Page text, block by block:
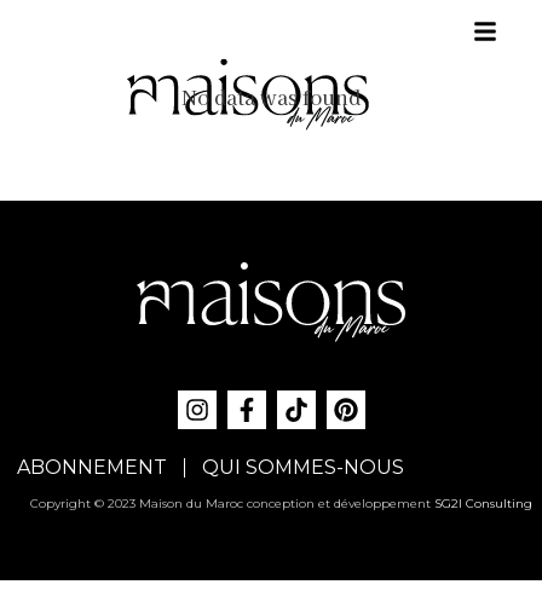
No data was found
ABONNEMENT QUI SOMMES-NOUS
Copyright © 2023 Maison du Maroc conception et développement SG2I Consulting